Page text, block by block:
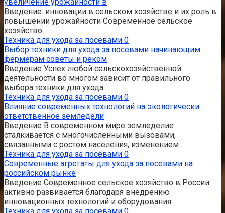
Введение: инновации в сельском хозяйстве и их роль в
повышении урожайности Современное сельское
хозяйство
Техника для ухода за посевами 0
Выбор техники для ухода за посевами начинающим
фермерам советы и реком
Введение Успех любой сельскохозяйственной
деятельности во многом зависит от правильного
выбора техники для ухода
Техника для ухода за посевами 0
Влияние современных технологий на экологически
ответственное земледели
Введение В современном мире земледелие
сталкивается с многочисленными вызовами,
связанными с ростом населения, изменением
Техника для ухода за посевами 0
Современные агрегаты для ухода за посевами на
российском рынке
Введение Современное сельское хозяйство в России
активно развивается благодаря внедрению
инновационных технологий и оборудования.
Техника для ухода за посевами 0